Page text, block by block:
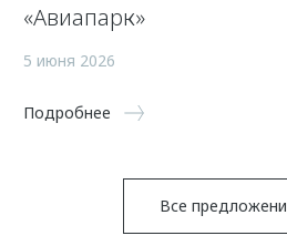
«Авиапарк»
5 июня 2026
Подробнее
Все